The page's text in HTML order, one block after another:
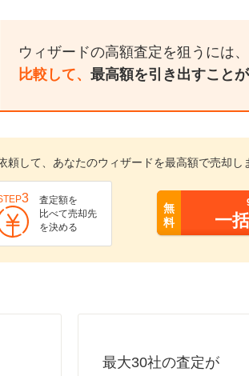
ウィザードの高額査定を狙うには、
比較して、 最高額を引き出すことが
頼して、あなたのウィザードを最高額で売却し
3
査定額を
比べて売却先
を決める
無
料
一
最大30社の査定が